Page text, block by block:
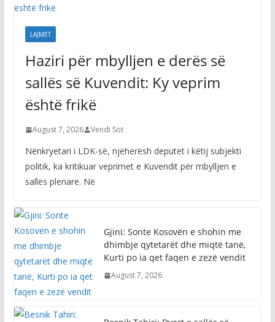
LAJMET
Haziri për mbylljen e derës së
sallës së Kuvendit: Ky veprim
është frikë
August 7, 2026 Vendi Sot
Nënkryetari i LDK-së, njëherësh deputet i këtij subjekti
politik, ka kritikuar veprimet e Kuvendit për mbylljen e
sallës plenare. Në
Gjini: Sonte Kosovën e shohin me
dhimbje qytetarët dhe miqtë tanë,
Kurti po ia qet faqen e zezë vendit
August 7, 2026